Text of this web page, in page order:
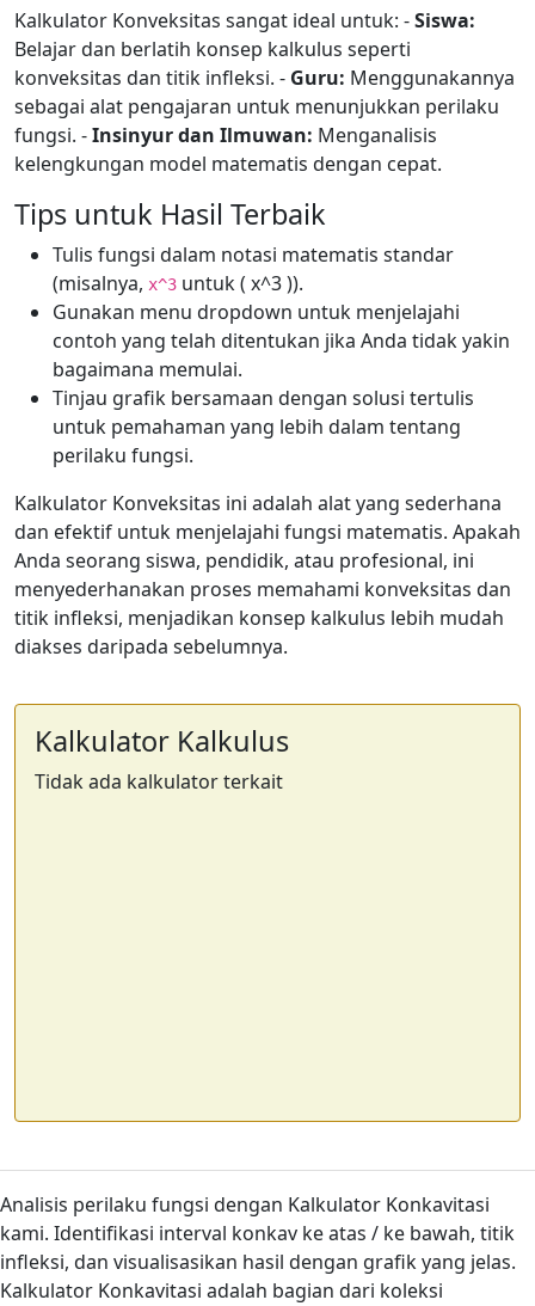
Kalkulator Konveksitas sangat ideal untuk: -Siswa:
Belajar dan berlatih konsep kalkulus seperti
konveksitas dan titik infleksi. - Guru: Menggunakannya
sebagai alat pengajaran untuk menunjukkan perilaku
fungsi. -Insinyur dan Ilmuwan: Menganalisis
kelengkungan model matematis dengan cepat.
Tips untuk Hasil Terbaik
Tulis fungsi dalam notasi matematis standar
(misalnya, x^3 untuk ( x^3 )).
Gunakan menu dropdown untuk menjelajahi
contoh yang telah ditentukan jika Anda tidak yakin
bagaimana memulai.
Tinjau grafik bersamaan dengan solusi tertulis
untuk pemahaman yang lebih dalam tentang
perilaku fungsi.
Kalkulator Konveksitas ini adalah alat yang sederhana
dan efektif untuk menjelajahi fungsi matematis. Apakah
Anda seorang siswa, pendidik, atau profesional, ini
menyederhanakan proses memahami konveksitas dan
titik infleksi, menjadikan konsep kalkulus lebih mudah
diakses daripada sebelumnya.
Kalkulator Kalkulus
Tidak ada kalkulator terkait
Analisis perilaku fungsi dengan Kalkulator Konkavitasi
kami. Identifikasi interval konkav ke atas / ke bawah, titik
infleksi, dan visualisasikan hasil dengan grafik yang jelas.
Kalkulator Konkavitasi adalah bagian dari koleksi